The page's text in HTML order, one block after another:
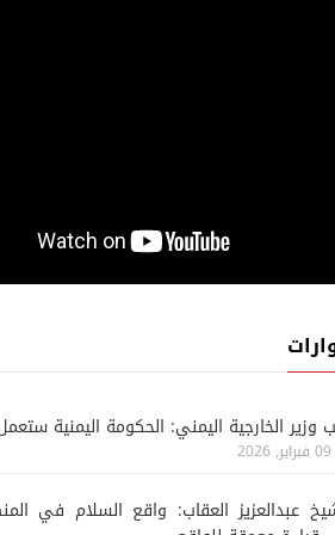
وزير الخارجية اليمني: الحكومة اليمنية
09 فبراير, 2026
عبدالعزيز العقاب: واقع السلام في